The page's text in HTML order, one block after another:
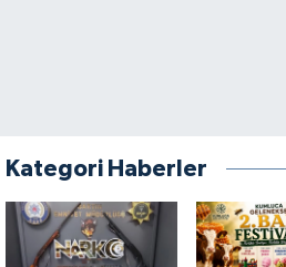
Kategori Haberler